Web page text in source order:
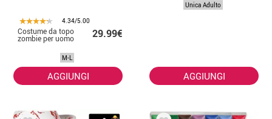
4.34/5.00
Costume da topo
zombie per uomo 29.99€
M-L
AGGIUNGI
Unica Adulto
AGGIUNGI